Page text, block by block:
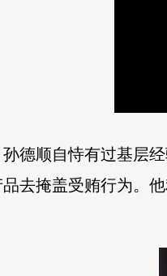
德顺自恃有过基层
去掩盖受贿行为。